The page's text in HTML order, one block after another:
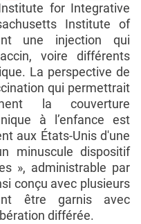
for Integrative
Institute of
une injection qui
voire différents
La perspective de
qui permettrait
la couverture
à l’enfance est
aux États-Unis d'une
minuscule dispositif
», administrable par
conçu avec plusieurs
être garnis avec
différée.